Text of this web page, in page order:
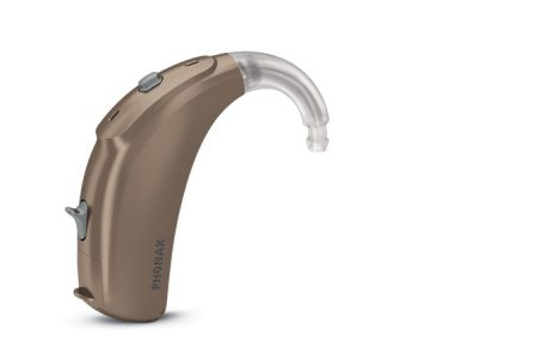
Signia hoortoestellen
Signia Pure BCT IX
Audio Service R LI 7
Hoortoestelbatterijen
Widex filters
Onderhoudsartikelen
Signia Active Mini IX - Oplaadbaar
De Signia Active Mini IX is het nieuwste hoortoestel van Signia.